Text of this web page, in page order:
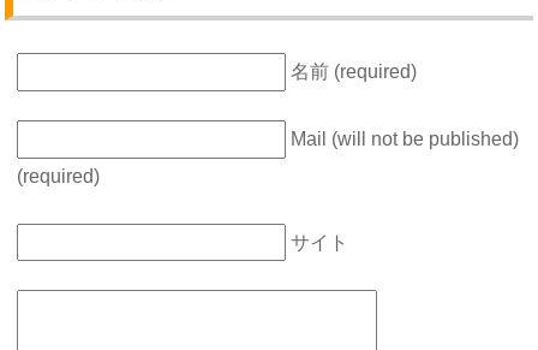
名前 (required)
Mail (will not be published)
(required)
サイト